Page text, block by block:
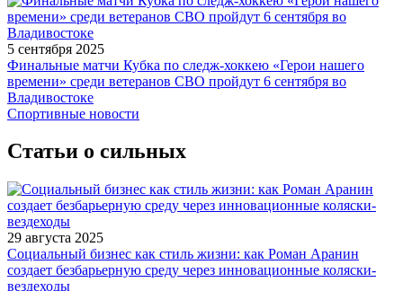
5 сентября 2025
Финальные матчи Кубка по следж-хоккею «Герои нашего
времени» среди ветеранов СВО пройдут 6 сентября во
Владивостоке
Спортивные новости
Статьи о сильных
29 августа 2025
Социальный бизнес как стиль жизни: как Роман Аранин
создает безбарьерную среду через инновационные коляски-
вездеходы